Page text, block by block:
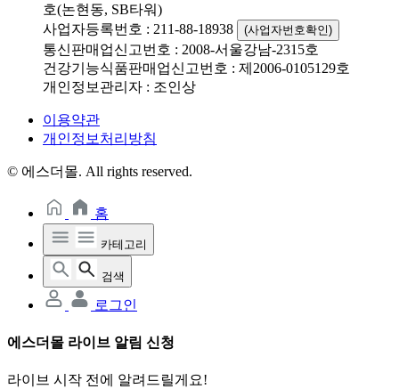
호(논현동, SB타워)
사업자등록번호 : 211-88-18938
(사업자번호확인)
통신판매업신고번호 : 2008-서울강남-2315호
건강기능식품판매업신고번호 : 제2006-0105129호
개인정보관리자 : 조인상
이용약관
개인정보처리방침
© 에스더몰. All rights reserved.
홈
카테고리
검색
로그인
에스더몰 라이브 알림 신청
라이브 시작 전에 알려드릴게요!